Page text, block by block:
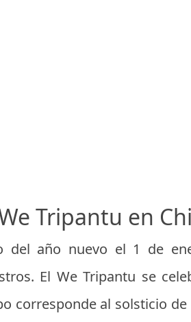
Tripantu en
del año nuevo el 1 de
El We Tripantu se
corresponde al solsticio